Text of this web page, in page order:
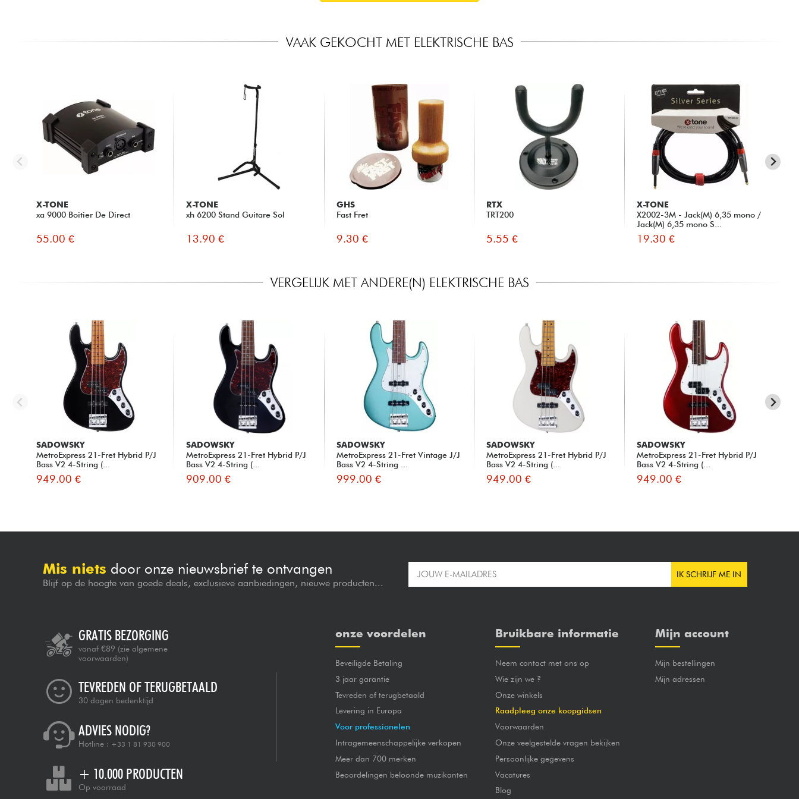
VAAK GEKOCHT MET ELEKTRISCHE BAS
X-TONE
xa 9000 Boitier De Direct
55.00 €
X-TONE
xh 6200 Stand Guitare Sol
13.90 €
GHS
Fast Fret
9.30 €
RTX
TRT200
5.55 €
X-TONE
X2002-3M - Jack(M) 6,35 mono /
Jack(M) 6,35 mono S...
19.30 €
VERGELIJK MET ANDERE(N) ELEKTRISCHE BAS
SADOWSKY
MetroExpress 21-Fret Hybrid P/J
Bass V2 4-String (...
949.00 €
SADOWSKY
MetroExpress 21-Fret Hybrid P/J
Bass V2 4-String (...
909.00 €
SADOWSKY
MetroExpress 21-Fret Vintage J/J
Bass V2 4-String ...
999.00 €
SADOWSKY
MetroExpress 21-Fret Hybrid P/J
Bass V2 4-String (...
949.00 €
SADOWSKY
MetroExpress 21-Fret Hybrid P/J
Bass V2 4-String (...
949.00 €
Mis niets door onze nieuwsbrief te ontvangen
Blijf op de hoogte van goede deals, exclusieve aanbiedingen, nieuwe producten...
IK SCHRIJF ME IN
GRATIS BEZORGING
vanaf €89 (zie algemene
voorwaarden)
TEVREDEN OF TERUGBETAALD
30 dagen bedenktijd
ADVIES NODIG?
Hotline : +33 1 81 930 900
+ 10.000 PRODUCTEN
Op voorraad
onze voordelen
Beveiligde Betaling
3 jaar garantie
Tevreden of terugbetaald
Levering in Europa
Voor professionelen
Intragemeenschappelijke verkopen
Meer dan 700 merken
Beoordelingen beloonde muzikanten
Bruikbare informatie
Neem contact met ons op
Wie zijn we ?
Onze winkels
Raadpleeg onze koopgidsen
Voorwaarden
Onze veelgestelde vragen bekijken
Persoonlijke gegevens
Vacatures
Blog
Mijn account
Mijn bestellingen
Mijn adressen